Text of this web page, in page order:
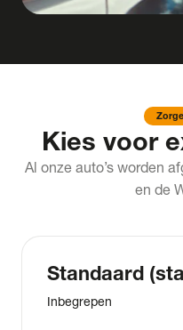
Kies voor
Al onze auto’s worden
en de
Standaard
Inbegrepen